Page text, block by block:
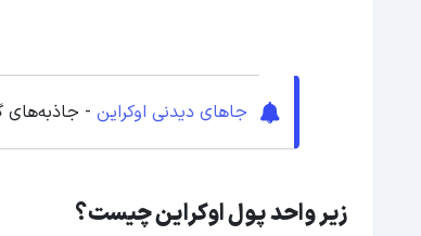
جاهای دیدنی اوکراین - جاذبه‌های
زیر واحد پول اوکراین چیست؟